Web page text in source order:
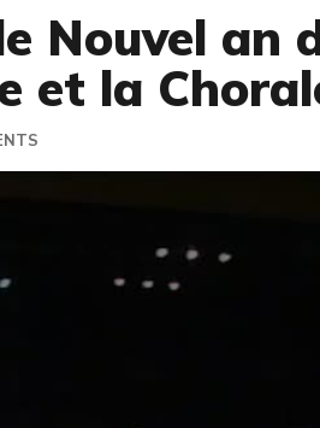
Nouvel an
et la